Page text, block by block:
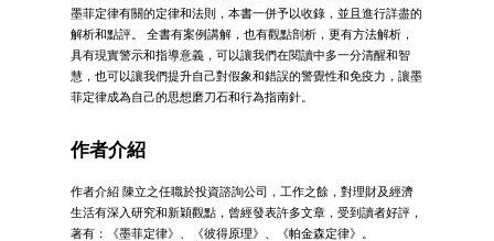
墨菲定律有關的定律和法則，本書一併予以收錄，並且進行詳盡的
解析和點評。 全書有案例講解，也有觀點剖析，更有方法解析，
具有現實警示和指導意義，可以讓我們在閱讀中多一分清醒和智
慧，也可以讓我們提升自己對假象和錯誤的警覺性和免疫力，讓墨
菲定律成為自己的思想磨刀石和行為指南針。
作者介紹
作者介紹 陳立之任職於投資諮詢公司，工作之餘，對理財及經濟
生活有深入研究和新穎觀點，曾經發表許多文章，受到讀者好評，
著有：《墨菲定律》、《彼得原理》、《帕金森定律》。